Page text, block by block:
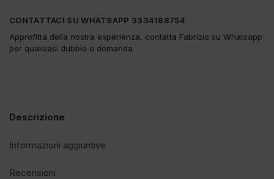
CONTATTACI SU WHATSAPP 3334188754
Approfitta della nostra esperienza, contatta Fabrizio su Whatsapp
per qualsiasi dubbio o domanda.
Descrizione
Informazioni aggiuntive
Recensioni